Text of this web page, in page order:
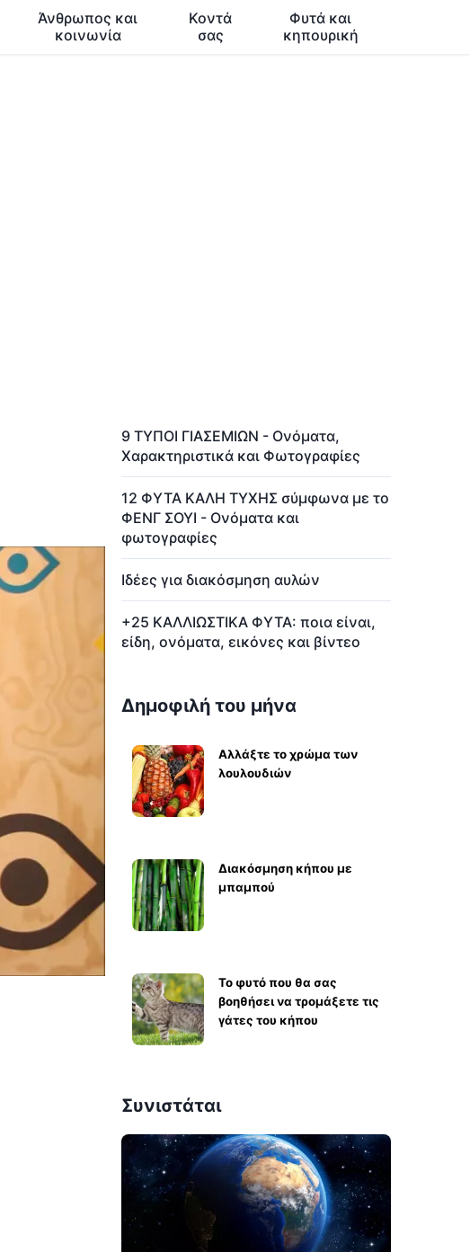
Άνθρωπος και
κοινωνία
Κοντά
σας
Φυτά και
κηπουρική
9 ΤΥΠΟΙ ΓΙΑΣΕΜΙΩΝ - Ονόματα,
Χαρακτηριστικά και Φωτογραφίες
12 ΦΥΤΑ ΚΑΛΗ ΤΥΧΗΣ σύμφωνα με το
ΦΕΝΓ ΣΟΥΙ - Ονόματα και
φωτογραφίες
Ιδέες για διακόσμηση αυλών
+25 ΚΑΛΛΙΩΣΤΙΚΑ ΦΥΤΑ: ποια είναι,
είδη, ονόματα, εικόνες και βίντεο
Δημοφιλή του μήνα
Αλλάξτε το χρώμα των
λουλουδιών
Διακόσμηση κήπου με
μπαμπού
Το φυτό που θα σας
βοηθήσει να τρομάξετε τις
γάτες του κήπου
Συνιστάται